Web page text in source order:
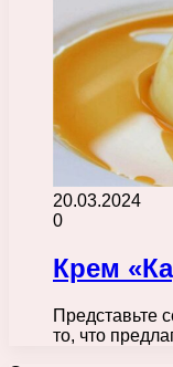
20.03.2024
0
Крем
Представьте
то, что